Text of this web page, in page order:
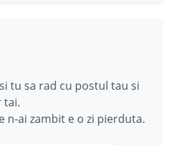
tu sa rad cu postul tau si
tai.
n-ai zambit e o zi pierduta.